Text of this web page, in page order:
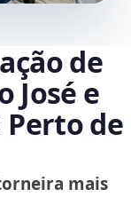
de
José e
Perto de
mais